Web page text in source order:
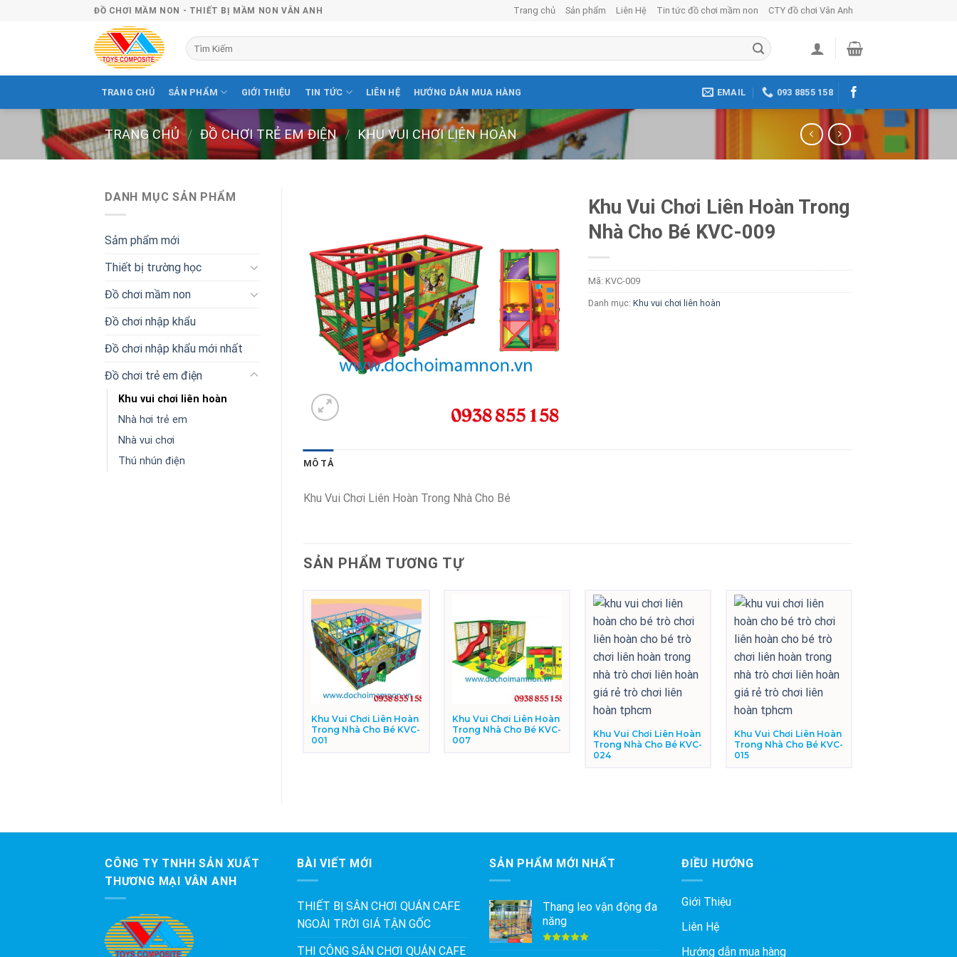
ĐỒ CHƠI MẦM NON - THIẾT BỊ MẦM NON VÂN ANH Trang chủ Sản phẩm Liên Hệ Tin tức đồ chơi mầm non CTY đồ chơi Vân Anh
Tìm
kiếm:
TRANG CHỦ SẢN PHẨM GIỚI THIỆU TIN TỨC LIÊN HỆ HƯỚNG DẪN MUA HÀNG EMAIL 093 8855 158
TRANG CHỦ / ĐỒ CHƠI TRẺ EM ĐIỆN / KHU VUI CHƠI LIÊN HOÀN
DANH MỤC SẢN PHẨM
Sảm phẩm mới
Thiết bị trường học
Đồ chơi mầm non
Đồ chơi nhập khẩu
Đồ chơi nhập khẩu mới nhất
Đồ chơi trẻ em điện
Khu vui chơi liên hoàn
Nhà hơi trẻ em
Nhà vui chơi
Thú nhún điện
Khu Vui Chơi Liên Hoàn Trong
Nhà Cho Bé KVC-009
Mã:KVC-009
Danh mục:Khu vui chơi liên hoàn
MÔ TẢ
Khu Vui Chơi Liên Hoàn Trong Nhà Cho Bé
SẢN PHẨM TƯƠNG TỰ
Khu Vui Chơi Liên Hoàn
Trong Nhà Cho Bé KVC-
001
Khu Vui Chơi Liên Hoàn
Trong Nhà Cho Bé KVC-
007
Khu Vui Chơi Liên Hoàn
Trong Nhà Cho Bé KVC-
024
Khu Vui Chơi Liên Hoàn
Trong Nhà Cho Bé KVC-
015
CÔNG TY TNHH SẢN XUẤT
THƯƠNG MẠI VÂN ANH
BÀI VIẾT MỚI
THIẾT BỊ SÂN CHƠI QUÁN CAFE
NGOÀI TRỜI GIÁ TẬN GỐC
THI CÔNG SÂN CHƠI QUÁN CAFE
SẢN PHẨM MỚI NHẤT
Thang leo vận động đa
năng
ĐIỀU HƯỚNG
Giới Thiệu
Liên Hệ
Hướng dẫn mua hàng